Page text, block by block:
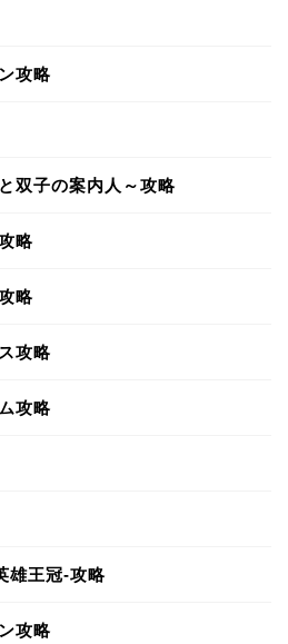
攻略
双子の案内人～攻略
略
略
攻略
攻略
雄王冠-攻略
攻略